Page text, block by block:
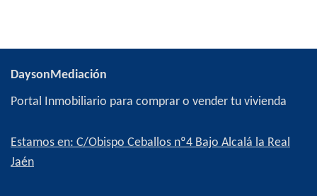
DaysonMediación
Portal Inmobiliario para comprar o vender tu vivienda
Estamos en: C/Obispo Ceballos nº4 Bajo Alcalá la Real
Jaén